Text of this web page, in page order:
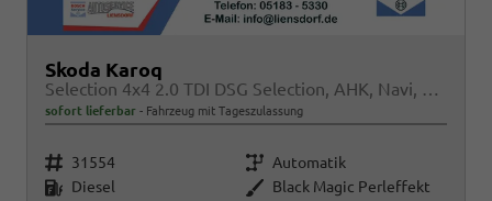
Skoda Karoq
Selection 4x4 2.0 TDI DSG Selection, AHK, Navi, LED, Kamera, Winter, el. Klappe, 4 J.-Garantie
sofort lieferbar Fahrzeug mit Tageszulassung
Fahrzeugnr. 31554 Getriebe Automatik
Kraftstoff Diesel Außenfarbe Black Magic Perleffekt